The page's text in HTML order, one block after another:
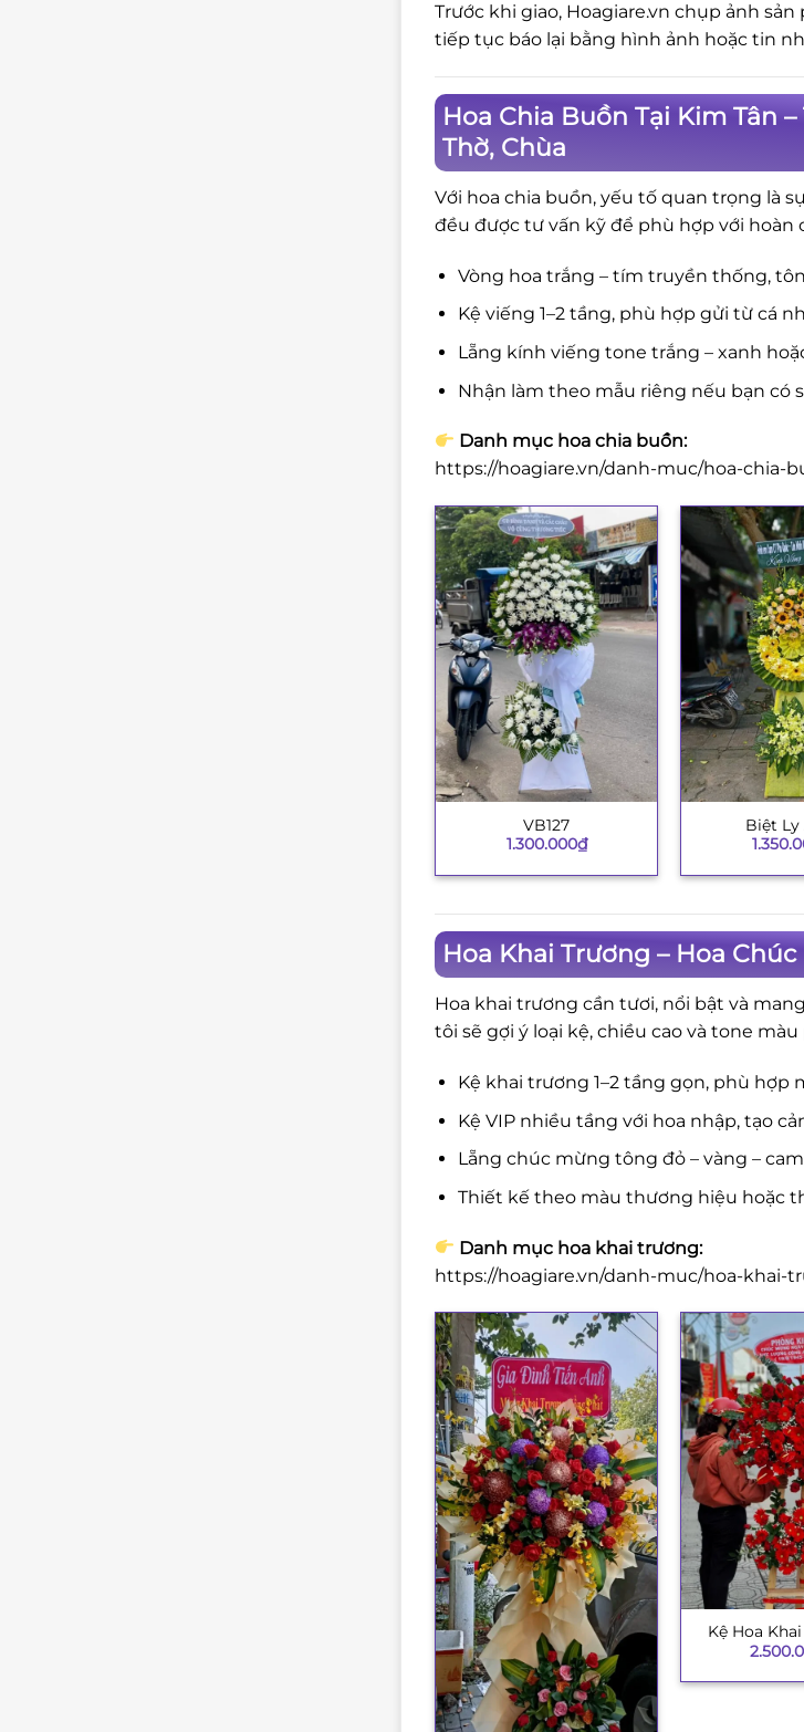
Trước khi giao, Hoagiare.vn chụp ảnh
tiếp tục báo lại bằng hình ảnh hoặc tin
Hoa Chia Buồn Tại Kim Tân
Thờ, Chùa
Với hoa chia buồn, yếu tố quan trọng là
đều được tư vấn kỹ để phù hợp với hoàn
Vòng hoa trắng – tím truyền thống,
Kệ viếng 1–2 tầng, phù hợp gửi từ cá
Lẵng kính viếng tone trắng – xanh
Nhận làm theo mẫu riêng nếu bạn có
Danh mục hoa chia buồn:
https://hoagiare.vn/danh-muc/hoa-chia-
VB127
1.300.000₫
Biệt Ly
Hoa Khai Trương – Hoa
Hoa khai trương cần tươi, nổi bật và
tôi sẽ gợi ý loại kệ, chiều cao và tone
Kệ khai trương 1–2 tầng gọn, phù hợp
Kệ VIP nhiều tầng với hoa nhập, tạo
Lẵng chúc mừng tông đỏ – vàng –
Thiết kế theo màu thương hiệu hoặc
Danh mục hoa khai trương:
https://hoagiare.vn/danh-muc/hoa-khai-
+
Kệ Hoa